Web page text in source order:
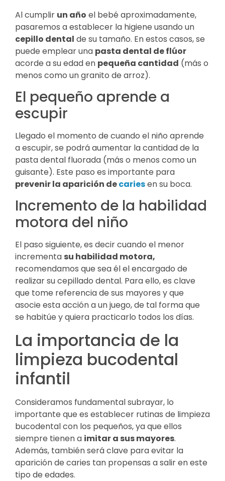
Al cumplir un año el bebé aproximadamente,
pasaremos a establecer la higiene usando un
cepillo dental de su tamaño. En estos casos, se
puede emplear una pasta dental de flúor
acorde a su edad en pequeña cantidad (más o
menos como un granito de arroz).
El pequeño aprende a
escupir
Llegado el momento de cuando el niño aprende
a escupir, se podrá aumentar la cantidad de la
pasta dental fluorada (más o menos como un
guisante). Este paso es importante para
prevenir la aparición decariesen su boca.
Incremento de la habilidad
motora del niño
El paso siguiente, es decir cuando el menor
incrementa su habilidad motora,
recomendamos que sea él el encargado de
realizar su cepillado dental. Para ello, es clave
que tome referencia de sus mayores y que
asocie esta acción a un juego, de tal forma que
se habitúe y quiera practicarlo todos los días.
La importancia de la
limpieza bucodental
infantil
Consideramos fundamental subrayar, lo
importante que es establecer rutinas de limpieza
bucodental con los pequeños, ya que ellos
siempre tienen a imitar a sus mayores.
Además, también será clave para evitar la
aparición de caries tan propensas a salir en este
tipo de edades.